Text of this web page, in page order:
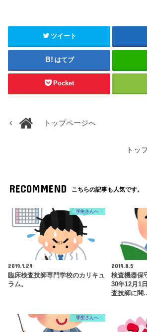
ツイート
はてブ
Pocket
トップページへ
トッ
RECOMMEND こちらの記事も人気です。
学生さんへ
2019.1.29
臨床検査技師専門学校のカリキュ
ラム。
2019.8.5
検査機器保
30年12月1
査技師に関
学生さんへ